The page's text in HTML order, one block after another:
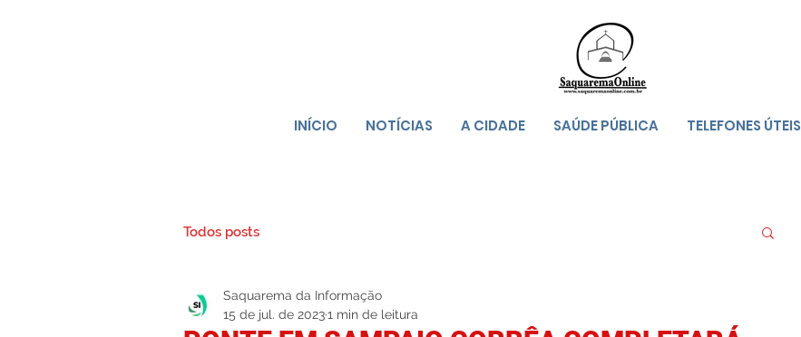
INÍCIO NOTÍCIAS A CIDADE SAÚDE PÚBLICA TELEFONES ÚTEIS
Todos posts
Saquarema da Informação
15 de jul. de 20231 min de leitura